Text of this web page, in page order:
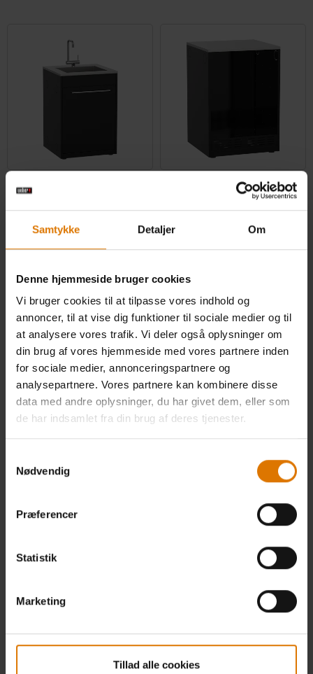
Samtykke Detaljer Om
Denne hjemmeside bruger cookies
Vi bruger cookies til at tilpasse vores indhold og
annoncer, til at vise dig funktioner til sociale medier og til
at analysere vores trafik. Vi deler også oplysninger om
din brug af vores hjemmeside med vores partnere inden
for sociale medier, annonceringspartnere og
analysepartnere. Vores partnere kan kombinere disse
data med andre oplysninger, du har givet dem, eller som
de har indsamlet fra din brug af deres tjenester.
Nødvendig
Præferencer
Statistik
Marketing
Tillad alle cookies
BBQ Kitchen vaskmodul med hane
0.0 (0)
Color Options
Sort
BBQ Kitchen køleskabsmodul
0.0 (0)
7.999,00 DKK
Color Options
Sort
BBQ Kitchen udendørskøleskab
12.499,00 DKK
Color Options
BBQ Kitchen-hjørnemodul